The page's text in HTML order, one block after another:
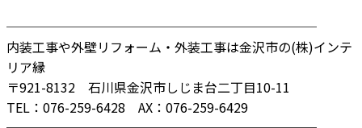
────────────────────────
内装工事や外壁リフォーム・外装工事は金沢市の(株)インテ
リア縁
〒921-8132 石川県金沢市しじま台二丁目10-11
TEL：076-259-6428 AX：076-259-6429